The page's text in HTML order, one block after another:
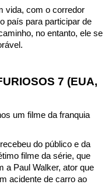
vida, com o corredor
país para participar de
no entanto, ele se
7 (EUA,
um filme da franquia
do público e da
filme da série, que
a Paul Walker, ator que
acidente de carro ao